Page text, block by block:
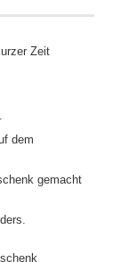
Zeit
dem
gemacht